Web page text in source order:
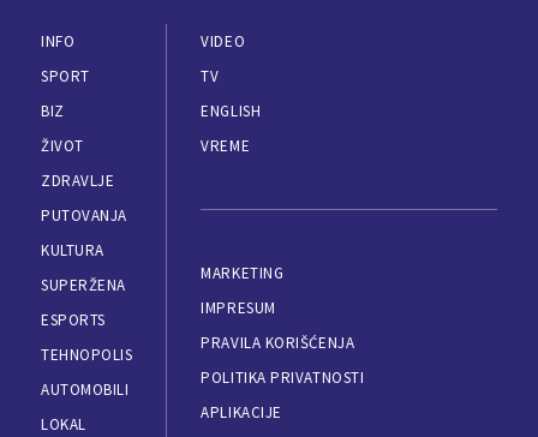
INFO
SPORT
BIZ
ŽIVOT
ZDRAVLJE
PUTOVANJA
KULTURA
SUPERŽENA
ESPORTS
TEHNOPOLIS
AUTOMOBILI
LOKAL
VIDEO
TV
ENGLISH
VREME
MARKETING
IMPRESUM
PRAVILA KORIŠĆENJA
POLITIKA PRIVATNOSTI
APLIKACIJE